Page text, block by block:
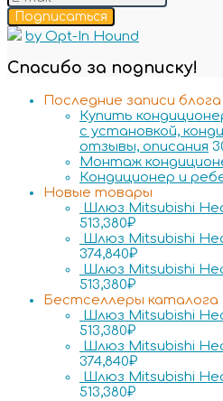
Подписаться
by Opt-In Hound
Спасибо за подписку!
Последние записи блога
Купить
с установкой,
отзывы, описания
Монтаж
Кондиционер и
Новые товары
Шлюз Mitsubishi
513,380₽
Шлюз Mitsubishi
374,840₽
Шлюз Mitsubishi
513,380₽
Бестселлеры каталога
Шлюз Mitsubishi
513,380₽
Шлюз Mitsubishi
374,840₽
Шлюз Mitsubishi
513,380₽